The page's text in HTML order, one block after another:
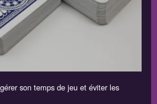
son temps de jeu et éviter les